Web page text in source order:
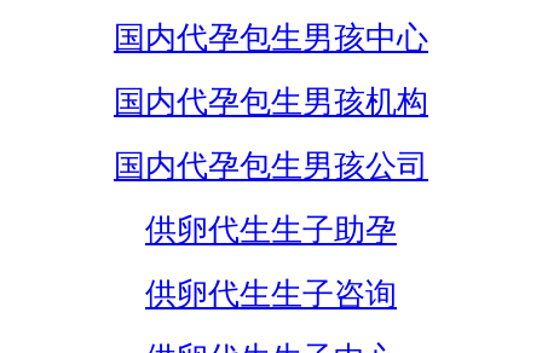
国内代孕包生男孩中心
国内代孕包生男孩机构
国内代孕包生男孩公司
供卵代生生子助孕
供卵代生生子咨询